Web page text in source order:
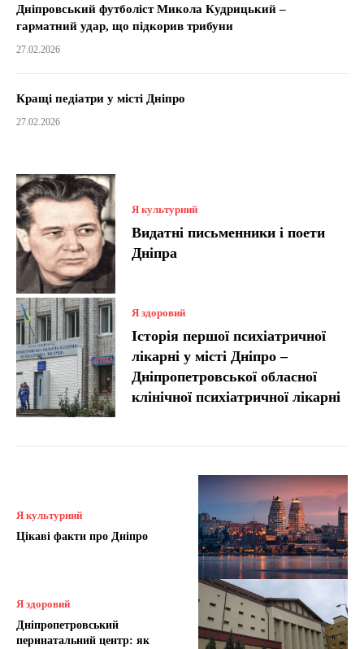
Дніпровський футболіст Микола Кудрицький –
гарматний удар, що підкорив трибуни
27.02.2026
Кращі педіатри у місті Дніпро
27.02.2026
Я культурний
Видатні письменники і поети
Дніпра
Я здоровий
Історія першої психіатричної
лікарні у місті Дніпро –
Дніпропетровської обласної
клінічної психіатричної лікарні
Я культурний
Цікаві факти про Дніпро
Я здоровий
Дніпропетровський
перинатальний центр: як